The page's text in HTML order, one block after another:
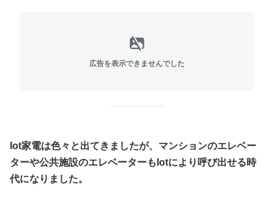
広告を表示できませんでした
Iot家電は色々と出てきましたが、マンションのエレベー
ターや公共施設のエレベーターもIotにより呼び出せる時
代になりました。